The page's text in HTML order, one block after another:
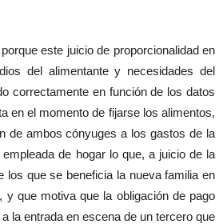
este juicio de proporcionalidad en
del alimentante y necesidades del
correctamente en función de los datos
en el momento de fijarse los alimentos,
de ambos cónyuges a los gastos de la
de hogar lo que, a juicio de la
los que se beneficia la nueva familia en
y que motiva que la obligación de pago
la entrada en escena de un tercero que